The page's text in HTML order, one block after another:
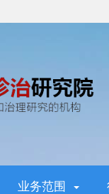
业务范围